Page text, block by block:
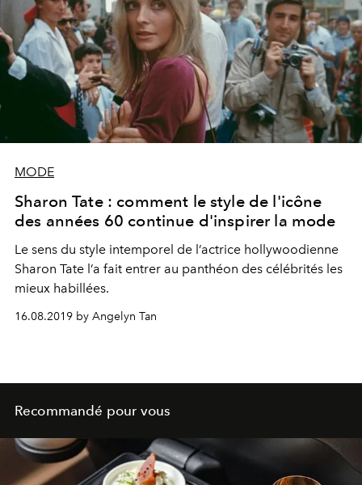
MODE
Sharon Tate : comment le style de l'icône
des années 60 continue d'inspirer la mode
Le sens du style intemporel de l’actrice hollywoodienne
Sharon Tate l’a fait entrer au panthéon des célébrités les
mieux habillées.
16.08.2019 by Angelyn Tan
Recommandé pour vous